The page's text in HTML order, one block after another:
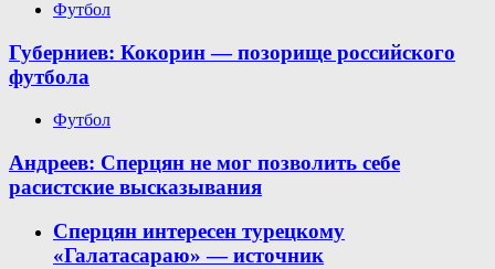
Футбол
Губерниев: Кокорин — позорище российского
футбола
Футбол
Андреев: Сперцян не мог позволить себе
расистские высказывания
Сперцян интересен турецкому
«Галатасараю» — источник